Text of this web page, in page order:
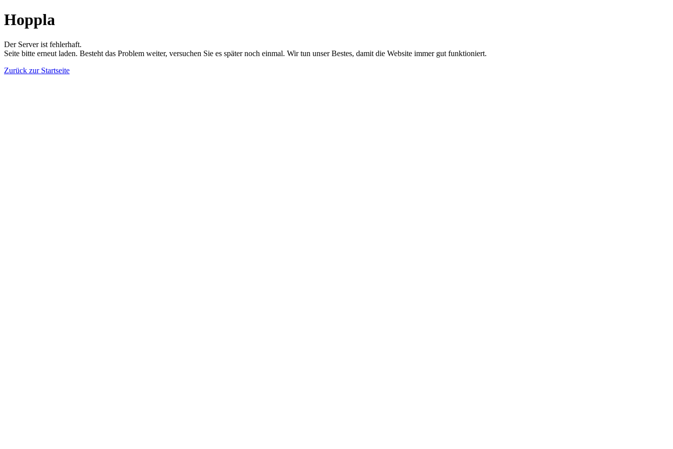
Hoppla
Der Server ist fehlerhaft.
Seite bitte erneut laden. Besteht das Problem weiter, versuchen Sie es später noch einmal. Wir tun unser Bestes, damit die Website immer gut funktioniert.
Zurück zur Startseite